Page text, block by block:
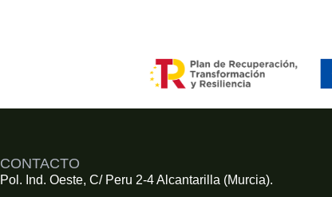
CONTACTO
Pol. Ind. Oeste, C/ Peru 2-4 Alcantarilla (Murcia).